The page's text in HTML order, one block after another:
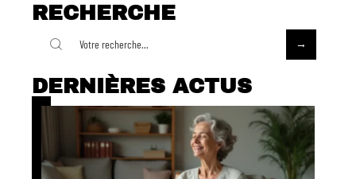
RECHERCHE
DERNIÈRES ACTUS